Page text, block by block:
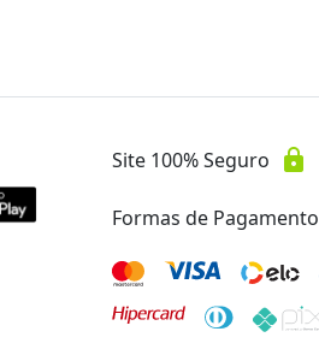
Site 100% Seguro lock
Formas de Pagamento